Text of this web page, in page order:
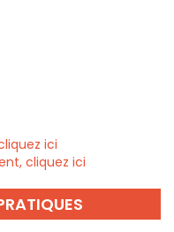
ici
cliquez ici